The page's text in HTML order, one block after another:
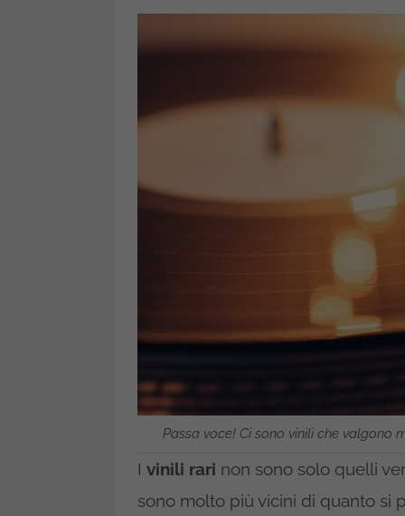
Passa voce! Ci sono vinili che valgono
I vinili rari non sono solo quelli
sono molto più vicini di quanto si